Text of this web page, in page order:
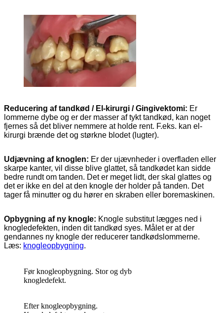
Reducering af tandkød / El-kirurgi / Gingivektomi: Er
lommerne dybe og er der masser af tykt tandkød, kan noget
fjernes så det bliver nemmere at holde rent. F.eks. kan el-
kirurgi brænde det og størkne blodet (lugter).
Udjævning af knoglen: Er der ujævnheder i overfladen eller
skarpe kanter, vil disse blive glattet, så tandkødet kan sidde
bedre rundt om tanden. Det er meget lidt, der skal glattes og
det er ikke en del at den knogle der holder på tanden. Det
tager få minutter og du hører en skraben eller boremaskinen.
Opbygning af ny knogle: Knogle substitut lægges ned i
knogledefekten, inden dit tandkød syes. Målet er at der
gendannes ny knogle der reducerer tandkødslommerne.
Læs: knogleopbygning.
Før knogleopbygning. Stor og dyb
knogledefekt.
Efter knogleopbygning.